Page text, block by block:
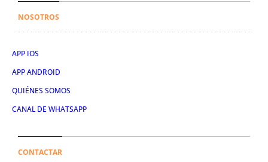
NOSOTROS
APP IOS
APP ANDROID
QUIÉNES SOMOS
CANAL DE WHATSAPP
CONTACTAR